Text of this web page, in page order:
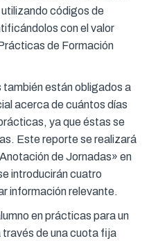
códigos de
con el valor
de Formación
están obligados a
acerca de cuántos días
ya que éstas se
Este reporte se realizará
de Jornadas» en
introducirán cuatro
información relevante.
en prácticas para un
de una cuota fija